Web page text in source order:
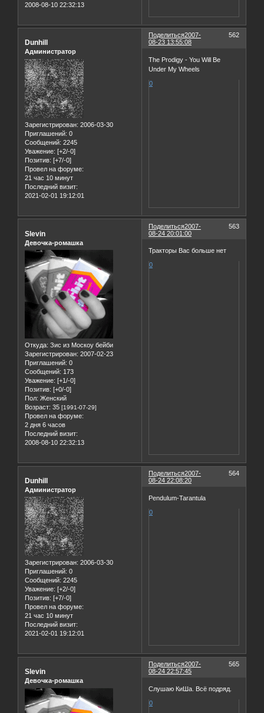
2008-08-10 22:32:13
Поделиться 562
2007-
08-23 13:55:08
Dunhill
Администратор
Зарегистрирован: 2006-03-30
Приглашений: 0
Сообщений: 2245
Уважение: [+2/-0]
Позитив: [+7/-0]
Провел на форуме:
21 час 10 минут
Последний визит:
2021-02-01 19:12:01
The Prodigy - You Will Be
Under My Wheels
0
Поделиться 563
2007-
08-24 20:01:00
Slevin
Девочка-ромашка
Откуда: Зис из Москоу бейби
Зарегистрирован: 2007-02-23
Приглашений: 0
Сообщений: 173
Уважение: [+1/-0]
Позитив: [+0/-0]
Пол: Женский
Возраст: 35 [1991-07-29]
Провел на форуме:
2 дня 6 часов
Последний визит:
2008-08-10 22:32:13
Тракторы Вас больше нет
0
Поделиться 564
2007-
08-24 22:08:20
Dunhill
Администратор
Зарегистрирован: 2006-03-30
Приглашений: 0
Сообщений: 2245
Уважение: [+2/-0]
Позитив: [+7/-0]
Провел на форуме:
21 час 10 минут
Последний визит:
2021-02-01 19:12:01
Pendulum-Tarantula
0
Поделиться 565
2007-
08-24 22:57:45
Slevin
Девочка-ромашка
Слушаю КиШа. Всё подряд.
0